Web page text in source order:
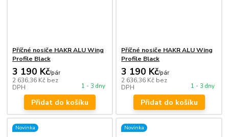
Příčné nosiče HAKR ALU Wing
Profile Black
3 190 Kč/pár
2 636,36 Kč bez
DPH
1 - 3 dny
Přidat do košíku
Příčné nosiče HAKR ALU Wing
Profile Black
3 190 Kč/pár
2 636,36 Kč bez
DPH
1 - 3 dny
Přidat do košíku
Novinka Novinka